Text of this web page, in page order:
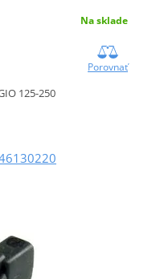
Na sklade
Porovnať
125-250